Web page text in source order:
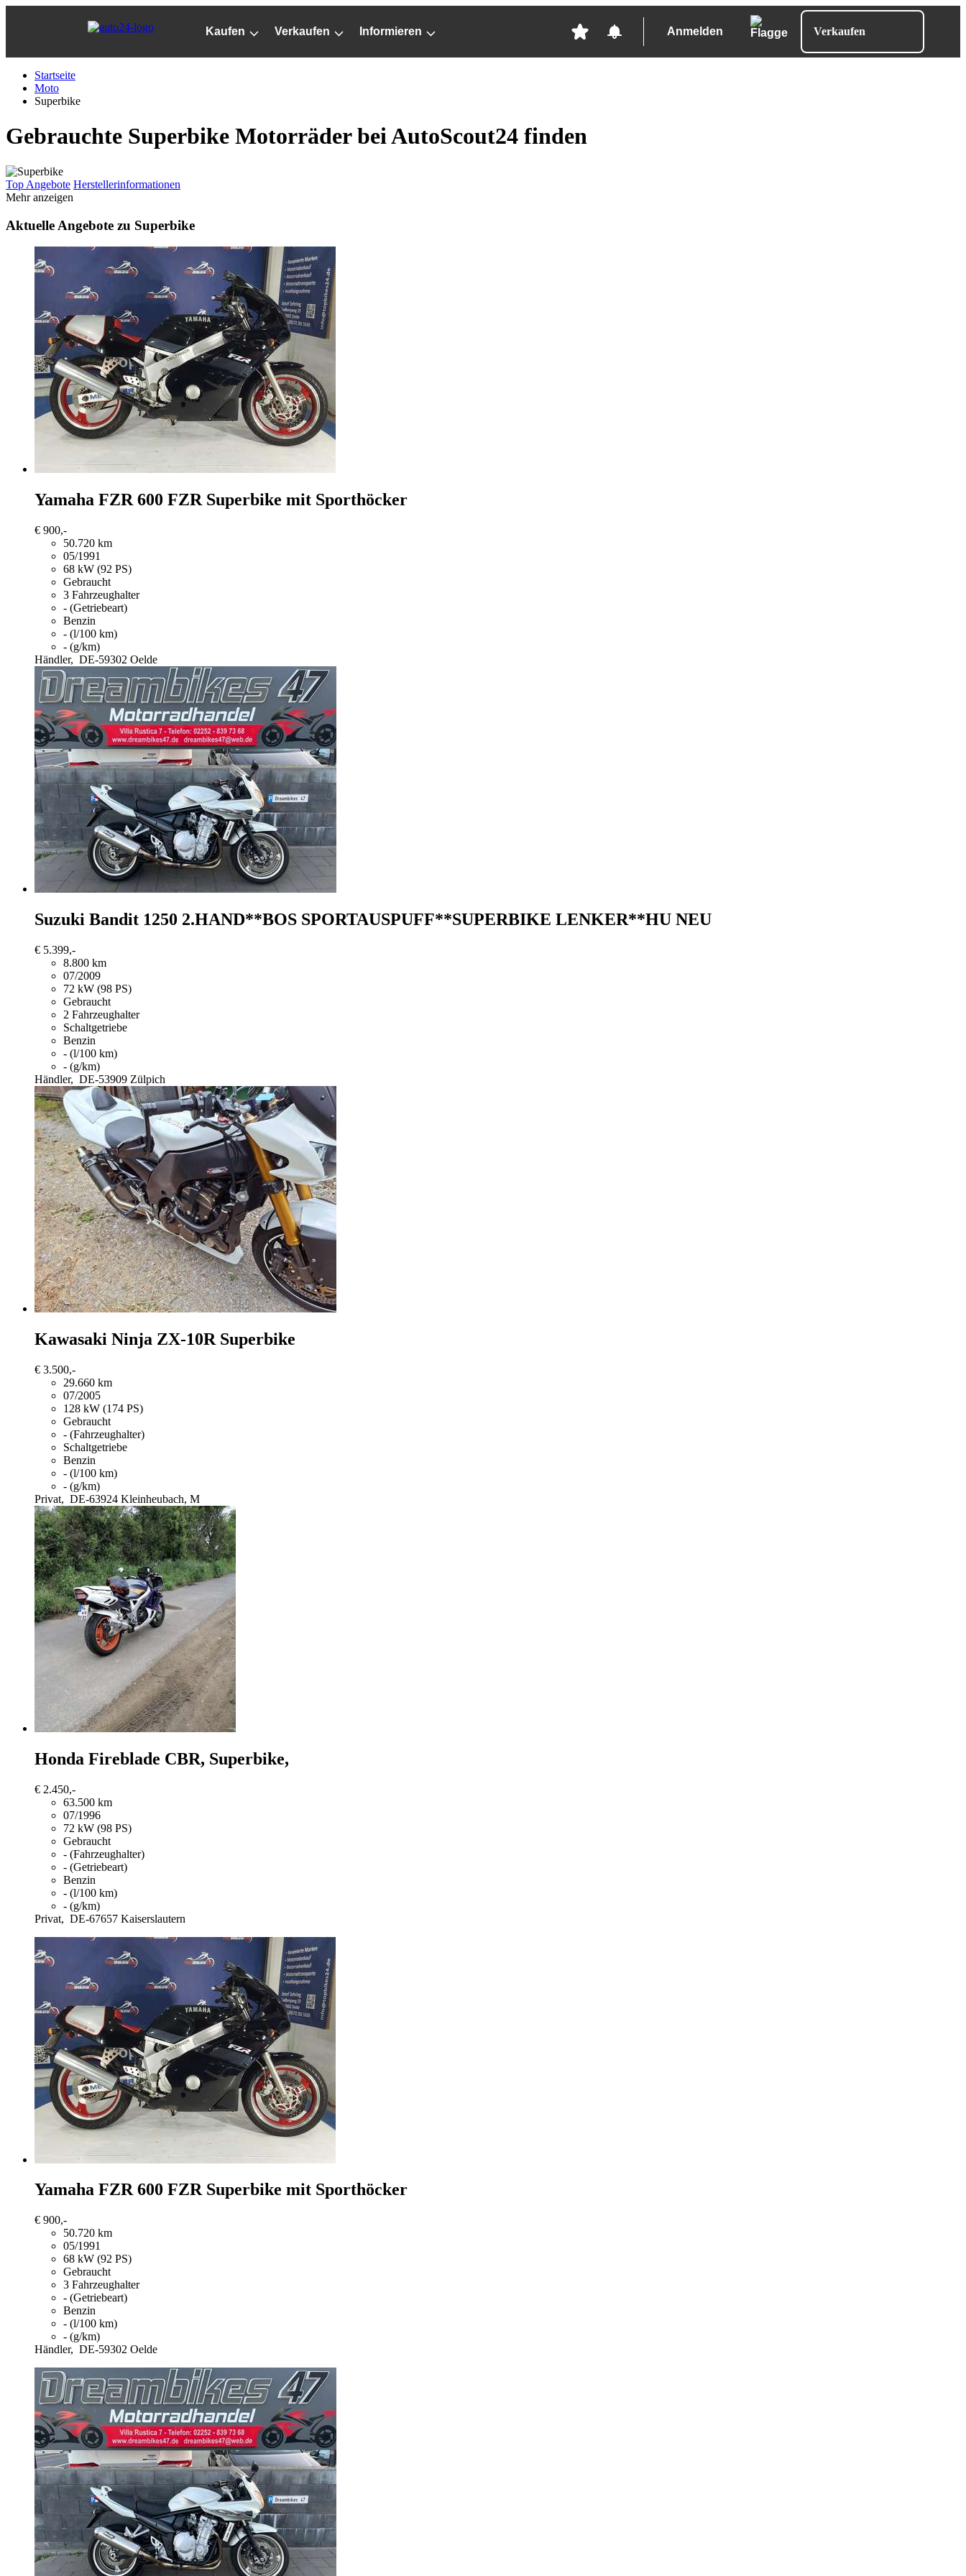
Kaufen Verkaufen Informieren Anmelden Verkaufen
Startseite
Moto
Superbike
Gebrauchte Superbike Motorräder bei AutoScout24 finden
Top Angebote Herstellerinformationen
Mehr anzeigen
Aktuelle Angebote zu Superbike
Yamaha FZR 600 FZR Superbike mit Sporthöcker
€ 900,-
50.720 km
05/1991
68 kW (92 PS)
Gebraucht
3 Fahrzeughalter
- (Getriebeart)
Benzin
- (l/100 km)
- (g/km)
Händler, DE-59302 Oelde
Suzuki Bandit 1250 2.HAND**BOS SPORTAUSPUFF**SUPERBIKE LENKER**HU NEU
€ 5.399,-
8.800 km
07/2009
72 kW (98 PS)
Gebraucht
2 Fahrzeughalter
Schaltgetriebe
Benzin
- (l/100 km)
- (g/km)
Händler, DE-53909 Zülpich
Kawasaki Ninja ZX-10R Superbike
€ 3.500,-
29.660 km
07/2005
128 kW (174 PS)
Gebraucht
- (Fahrzeughalter)
Schaltgetriebe
Benzin
- (l/100 km)
- (g/km)
Privat, DE-63924 Kleinheubach, M
Honda Fireblade CBR, Superbike,
€ 2.450,-
63.500 km
07/1996
72 kW (98 PS)
Gebraucht
- (Fahrzeughalter)
- (Getriebeart)
Benzin
- (l/100 km)
- (g/km)
Privat, DE-67657 Kaiserslautern
Yamaha FZR 600 FZR Superbike mit Sporthöcker
€ 900,-
50.720 km
05/1991
68 kW (92 PS)
Gebraucht
3 Fahrzeughalter
- (Getriebeart)
Benzin
- (l/100 km)
- (g/km)
Händler, DE-59302 Oelde